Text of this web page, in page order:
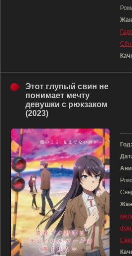
Этот глупый свин не
понимает мечту
девушки с рюкзаком
(2023)
Год: